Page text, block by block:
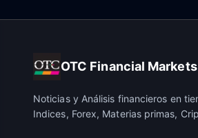
OTC Financial Markets
Noticias y Análisis financieros en
Indices, Forex, Materias primas,